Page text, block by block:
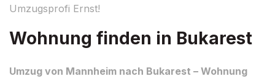
Umzugsprofi Ernst!
Wohnung finden in Bukarest
Umzug von Mannheim nach Bukarest – Wohnung